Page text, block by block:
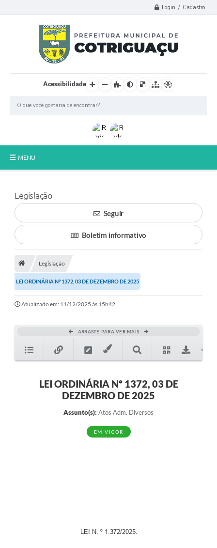
Login / Cadastro
Acessibilidade
MENU
Poder Legislativo
A Prefeitura
Município
Transparência
Contratos
Audiências Públicas
Legislação
Seguir
Boletim informativo
Legislação
LEI ORDINÁRIA Nº 1372, 03 DE DEZEMBRO DE 2025
Atualizado em: 11/12/2025 às 15h42
ARRASTE PARA VER MAIS
LEI ORDINÁRIA Nº 1372, 03 DE
DEZEMBRO DE 2025
Assunto(s): Atos Adm. Diversos
EM VIGOR
LEI N. º 1.372/2025.